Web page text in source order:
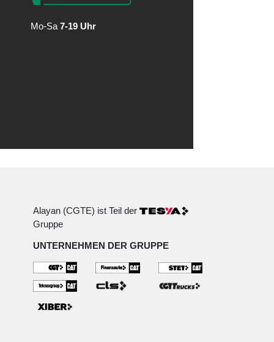
Mo-Sa 7-19 Uhr
Alayan (CGTE) ist Teil der
Gruppe
UNTERNEHMEN DER GRUPPE